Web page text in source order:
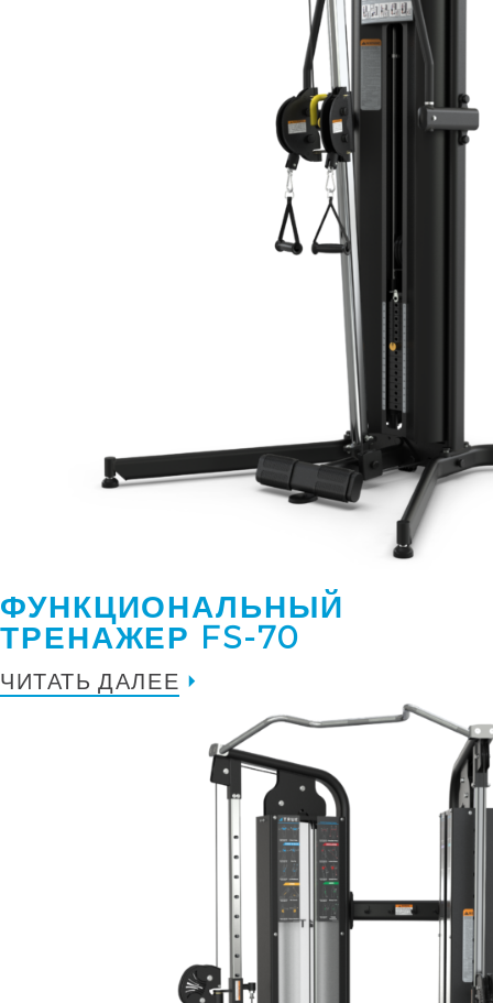
ФУНКЦИОНАЛЬНЫЙ
ТРЕНАЖЕР FS-70
ЧИТАТЬ ДАЛЕЕ